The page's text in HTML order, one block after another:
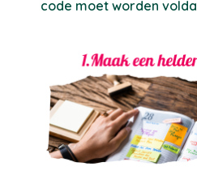
code moet worden